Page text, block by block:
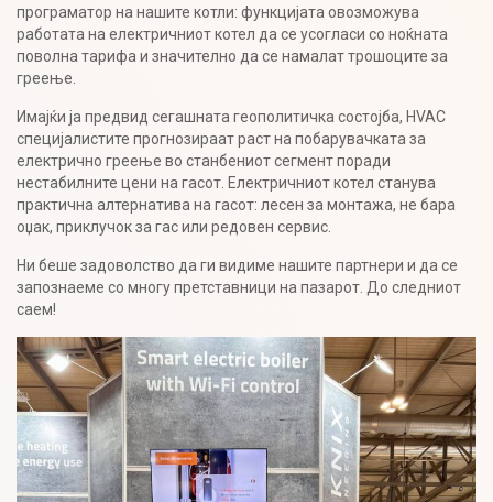
програматор на нашите котли: функцијата овозможува
работата на електричниот котел да се усогласи со ноќната
поволна тарифа и значително да се намалат трошоците за
греење.
Имајќи ја предвид сегашната геополитичка состојба, HVAC
специјалистите прогнозираат раст на побарувачката за
електрично греење во станбениот сегмент поради
нестабилните цени на гасот. Електричниот котел станува
практична алтернатива на гасот: лесен за монтажа, не бара
оџак, приклучок за гас или редовен сервис.
Ни беше задоволство да ги видиме нашите партнери и да се
запознаеме со многу претставници на пазарот. До следниот
саем!